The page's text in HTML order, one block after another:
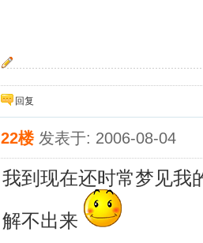
~~追~~
回复
22楼 发表于: 2006-08-04
我到现在还时常梦见我
解不出来